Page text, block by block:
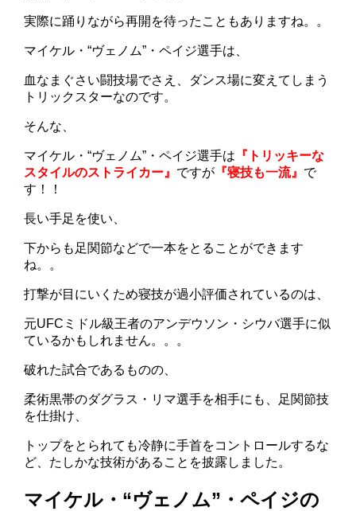
実際に踊りながら再開を待ったこともありますね。。
マイケル・“ヴェノム”・ペイジ選手は、
血なまぐさい闘技場でさえ、ダンス場に変えてしまう
トリックスターなのです。
そんな、
マイケル・“ヴェノム”・ペイジ選手は 『トリッキーな
スタイルのストライカー』 ですが 『寝技も一流』 で
す！！
長い手足を使い、
下からも足関節などで一本をとることができます
ね。。
打撃が目にいくため寝技が過小評価されているのは、
元UFCミドル級王者のアンデウソン・シウバ選手に似
ているかもしれません。。。
破れた試合であるものの、
柔術黒帯のダグラス・リマ選手を相手にも、足関節技
を仕掛け、
トップをとられても冷静に手首をコントロールするな
ど、たしかな技術があることを披露しました。
マイケル・“ヴェノム”・ペイジの